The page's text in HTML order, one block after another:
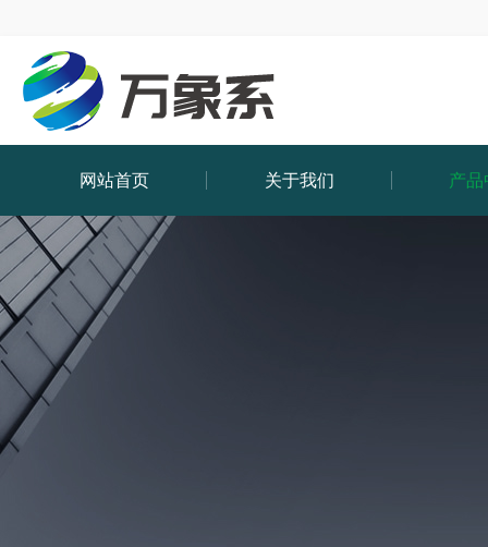
网站首页 关于我们 产品